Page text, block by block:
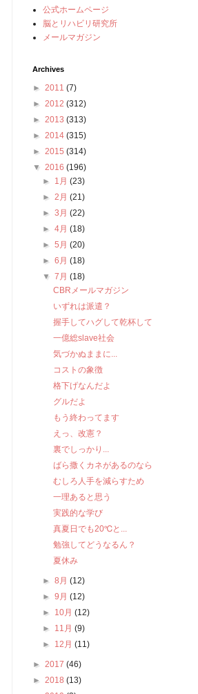
公式ホームページ
脳とリハビリ研究所
メールマガジン
Archives
► 2011 (7)
► 2012 (312)
► 2013 (313)
► 2014 (315)
► 2015 (314)
▼ 2016 (196)
► 1月(23)
►2月(21)
►3月(22)
►4月(18)
►5月(20)
►6月(18)
▼7月(18)
CBRメールマガジン
いずれは派遣？
握手してハグして乾杯して
一億総slave社会
気づかぬままに...
コストの象徴
格下げなんだよ
グルだよ
もう終わってます
えっ、改憲？
裏でしっかり...
ばら撒くカネがあるのなら
むしろ人手を減らすため
一理あると思う
実践的な学び
真夏日でも20℃と...
勉強してどうなるん？
夏休み
►8月(12)
►9月(12)
► 10月(12)
► 11月(9)
► 12月(11)
► 2017 (46)
► 2018 (13)